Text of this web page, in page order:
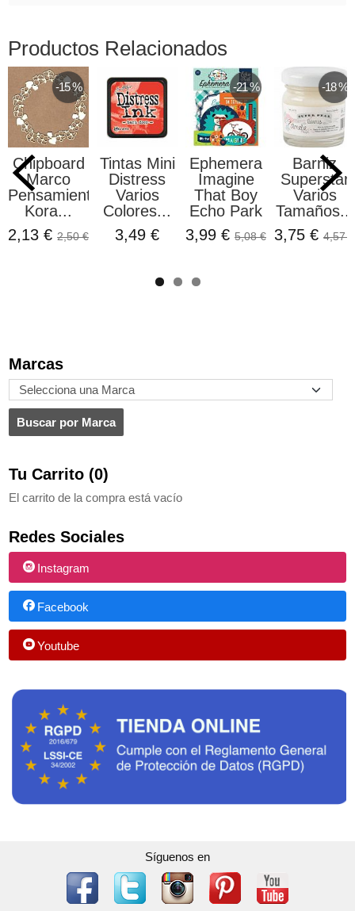
Marcas
Tu Carrito (0)
El carrito de la compra está vacío
Redes Sociales
Instagram
Facebook
Youtube
Productos Relacionados
-15 %
Chipboard
Marco
Pensamientos
Kora...
2,13 € 2,50 €
Tintas Mini
Distress
Varios
Colores...
3,49 €
-21 %
Ephemera
Imagine
That Boy
Echo Park
3,99 € 5,08 €
-18 %
Barniz
Superstar
Varios
Tamaños...
3,75 € 4,57 €
Síguenos en